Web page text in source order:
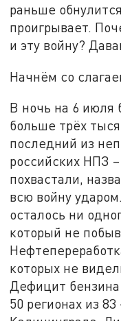
раньше
проигрывает.
и эту войну?
Начнём со
В ночь на 6 июля
больше трёх
последний из
российских НПЗ
похвастали,
всю войну
осталось ни
который не
которых не
Дефицит
50 регионах из